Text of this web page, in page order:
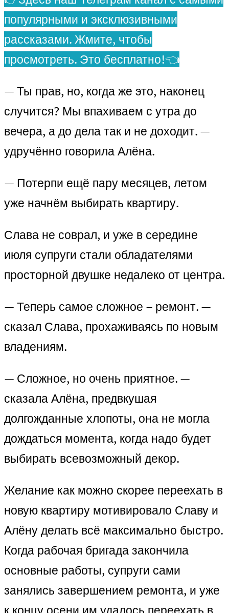
популярными и эксклюзивными
рассказами. Жмите, чтобы
просмотреть. Это бесплатно!👈
— Ты прав, но, когда же это, наконец
случится? Мы впахиваем с утра до
вечера, а до дела так и не доходит. —
удручённо говорила Алёна.
— Потерпи ещё пару месяцев, летом
уже начнём выбирать квартиру.
Слава не соврал, и уже в середине
июля супруги стали обладателями
просторной двушке недалеко от центра.
— Теперь самое сложное – ремонт. —
сказал Слава, прохаживаясь по новым
владениям.
— Сложное, но очень приятное. —
сказала Алёна, предвкушая
долгожданные хлопоты, она не могла
дождаться момента, когда надо будет
выбирать всевозможный декор.
Желание как можно скорее переехать в
новую квартиру мотивировало Славу и
Алёну делать всё максимально быстро.
Когда рабочая бригада закончила
основные работы, супруги сами
занялись завершением ремонта, и уже